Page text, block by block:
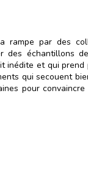
rampe par des
échantillons
inédite et qui
qui secouent
pour